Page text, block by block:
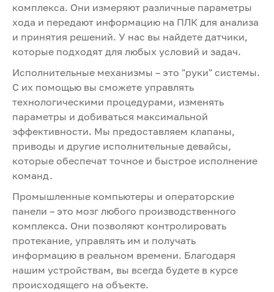
комплекса. Они измеряют различные параметры
хода и передают информацию на ПЛК для анализа
и принятия решений. У нас вы найдете датчики,
которые подходят для любых условий и задач.
Исполнительные механизмы – это "руки" системы.
С их помощью вы сможете управлять
технологическими процедурами, изменять
параметры и добиваться максимальной
эффективности. Мы предоставляем клапаны,
приводы и другие исполнительные девайсы,
которые обеспечат точное и быстрое исполнение
команд.
Промышленные компьютеры и операторские
панели – это мозг любого производственного
комплекса. Они позволяют контролировать
протекание, управлять им и получать
информацию в реальном времени. Благодаря
нашим устройствам, вы всегда будете в курсе
происходящего на объекте.